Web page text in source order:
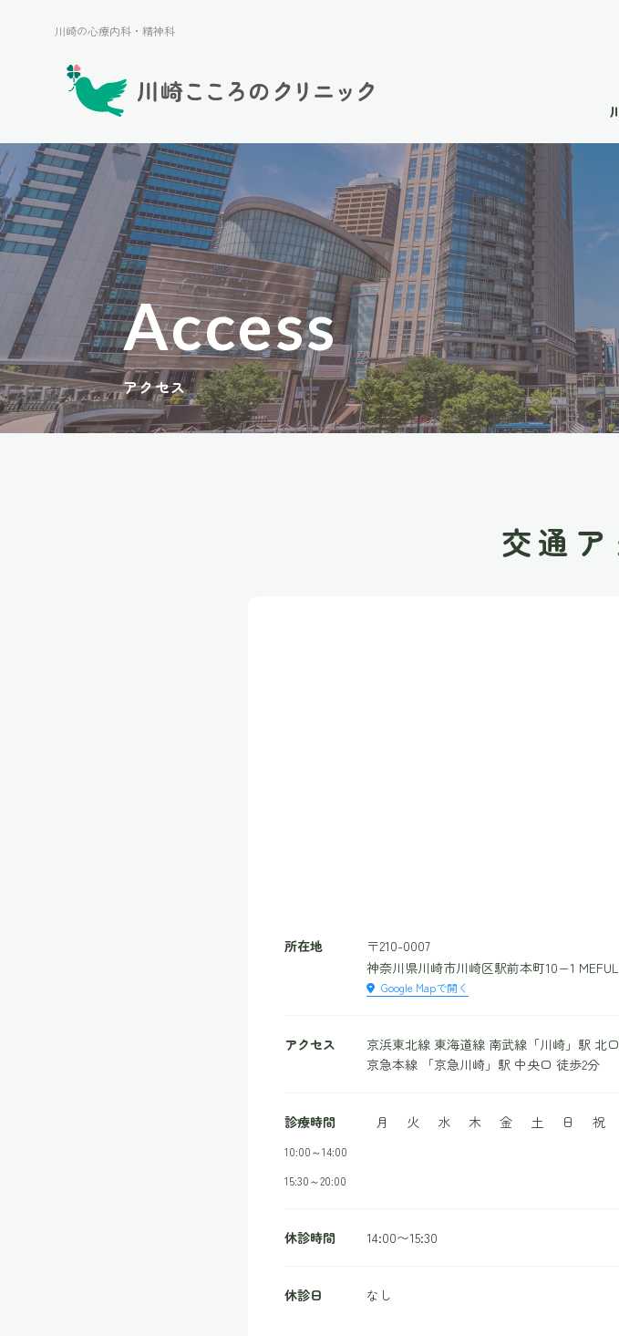
川崎の心療内科・精神科
Access
アクセス
交通
所在地
〒210-0007
神奈川県川崎市川崎区駅前本町10−1
Google Mapで開く
アクセス
京浜東北線 東海道線 南武線「川崎」駅 北
京急本線 「京急川崎」駅 中央口 徒歩2分
診療時間 月 火 水 木 金 土 日 祝
10:00～14:00
15:30～20:00
休診時間 14:00〜15:30
休診日 なし